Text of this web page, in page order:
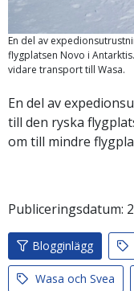
En del av
flygplatsen Novo i
vidare transport till Wasa.
En del av
till den ryska
om till mindre
Publiceringsdatum:
Blogginlägg
Wasa och Svea